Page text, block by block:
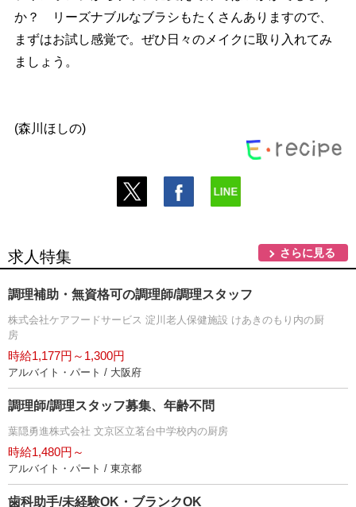
か？ リーズナブルなブラシもたくさんありますので、
まずはお試し感覚で。ぜひ日々のメイクに取り入れてみ
ましょう。
(森川ほしの)
求人特集 さらに見る
調理補助・無資格可の調理師/調理スタッフ
株式会社ケアフードサービス 淀川老人保健施設 けあきのもり内の厨
房
時給1,177円～1,300円
アルバイト・パート / 大阪府
調理師/調理スタッフ募集、年齢不問
葉隠勇進株式会社 文京区立茗台中学校内の厨房
時給1,480円～
アルバイト・パート / 東京都
歯科助手/未経験OK・ブランクOK